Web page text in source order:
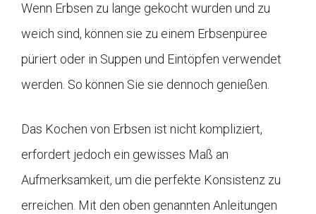
Wenn Erbsen zu lange gekocht wurden und zu
weich sind, können sie zu einem Erbsenpüree
püriert oder in Suppen und Eintöpfen verwendet
werden. So können Sie sie dennoch genießen.
Das Kochen von Erbsen ist nicht kompliziert,
erfordert jedoch ein gewisses Maß an
Aufmerksamkeit, um die perfekte Konsistenz zu
erreichen. Mit den oben genannten Anleitungen